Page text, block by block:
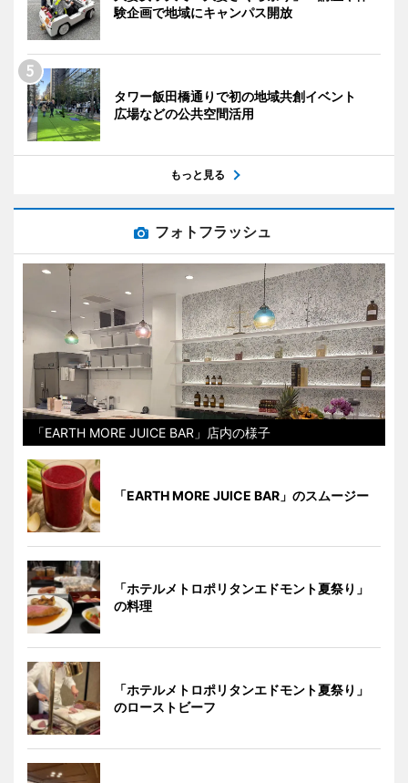
験企画で地域にキャンパス開放
タワー飯田橋通りで初の地域共創イベント
広場などの公共空間活用
もっと見る
フォトフラッシュ
「EARTH MORE JUICE BAR」店内の様子
「EARTH MORE JUICE BAR」のスムージー
「ホテルメトロポリタンエドモント夏祭り」
の料理
「ホテルメトロポリタンエドモント夏祭り」
のローストビーフ